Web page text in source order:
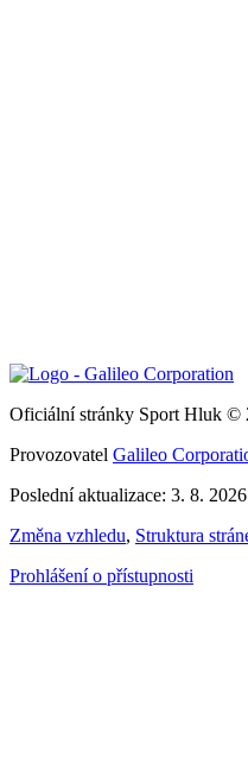
Oficiální stránky Sport Hluk ©
Provozovatel Galileo
Poslední aktualizace: 3. 8. 2026
Změna vzhledu, Struktura
Prohlášení o přístupnosti